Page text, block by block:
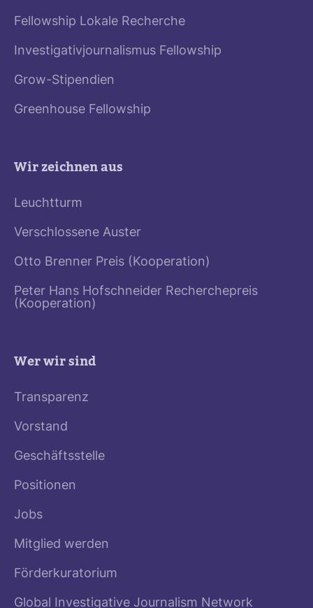
Fellowship Lokale Recherche
Investigativjournalismus Fellowship
Grow-Stipendien
Greenhouse Fellowship
Wir zeichnen aus
Leuchtturm
Verschlossene Auster
Otto Brenner Preis (Kooperation)
Peter Hans Hofschneider Recherchepreis
(Kooperation)
Wer wir sind
Transparenz
Vorstand
Geschäftsstelle
Positionen
Jobs
Mitglied werden
Förderkuratorium
Global Investigative Journalism Network